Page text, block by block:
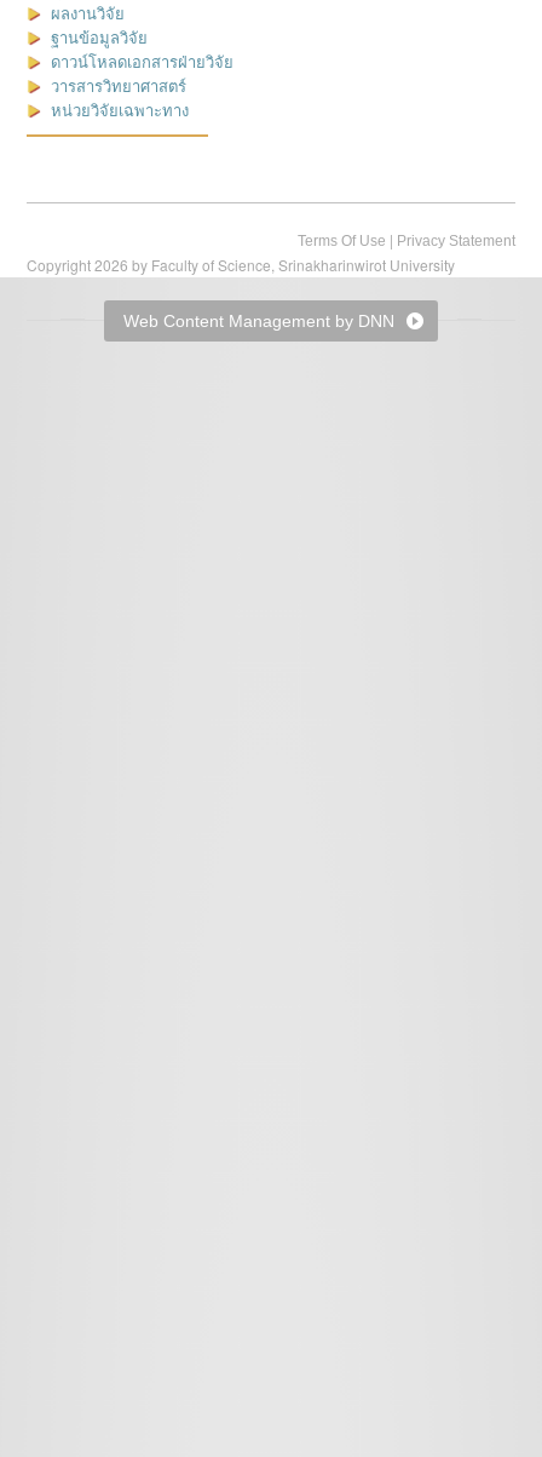
ผลงานวิจัย
ฐานข้อมูลวิจัย
ดาวน์โหลดเอกสารฝ่ายวิจัย
วารสารวิทยาศาสตร์
หน่วยวิจัยเฉพาะทาง
Terms Of Use | Privacy Statement
Copyright 2026 by Faculty of Science, Srinakharinwirot University
Web Content Management by DNN